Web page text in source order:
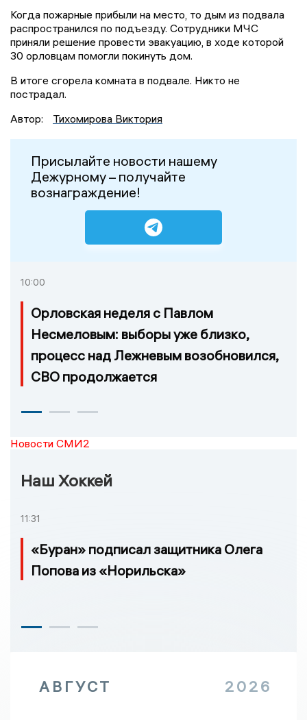
Когда пожарные прибыли на место, то дым из подвала
распространился по подъезду. Сотрудники МЧС
приняли решение провести эвакуацию, в ходе которой
30 орловцам помогли покинуть дом.
В итоге сгорела комната в подвале. Никто не
пострадал.
Автор:
Тихомирова Виктория
Присылайте новости нашему
Дежурному – получайте
вознаграждение!
10:00
Орловская неделя с Павлом
Несмеловым: выборы уже близко,
процесс над Лежневым возобновился,
СВО продолжается
Новости СМИ2
Наш Хоккей
11:31
«Буран» подписал защитника Олега
Попова из «Норильска»
АВГУСТ 2026